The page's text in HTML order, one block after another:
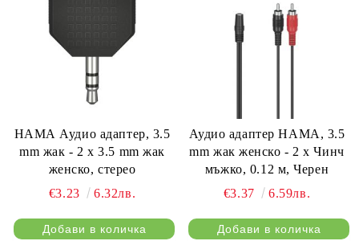
HАМА Аудио адаптер, 3.5
mm жак - 2 x 3.5 mm жак
женско, стерео
€3.23
6.32лв.
Аудио адаптер HAMA, 3.5
mm жак женско - 2 x Чинч
мъжко, 0.12 м, Черен
€3.37
6.59лв.